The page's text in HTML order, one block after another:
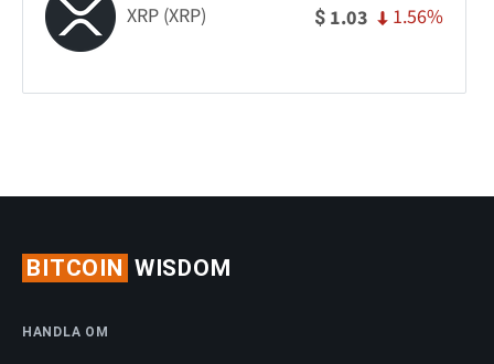
XRP (XRP) $ 1.03 1.56%
BITCOIN WISDOM
HANDLA OM